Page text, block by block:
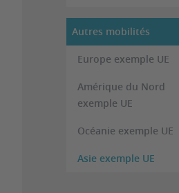
Autres mobilités
Europe exemple UE
Amérique du Nord
exemple UE
Océanie exemple UE
Asie exemple UE